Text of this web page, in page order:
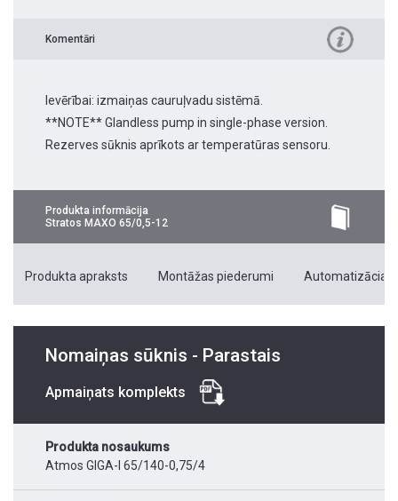
Komentāri
Ievērībai: izmaiņas cauruļvadu sistēmā.
**NOTE** Glandless pump in single-phase version.
Rezerves sūknis aprīkots ar temperatūras sensoru.
Produkta informācija
Stratos MAXO 65/0,5-12
Produkta apraksts Montāžas piederumi Automatizācias
Nomaiņas sūknis - Parastais
Apmaiņats komplekts
Produkta nosaukums
Atmos GIGA-I 65/140-0,75/4